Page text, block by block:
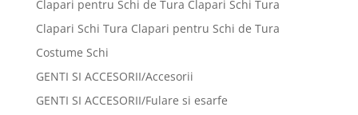
Clapari pentru Schi de Tura Clapari Schi Tura
Clapari Schi Tura Clapari pentru Schi de Tura
Costume Schi
GENTI SI ACCESORII/Accesorii
GENTI SI ACCESORII/Fulare si esarfe